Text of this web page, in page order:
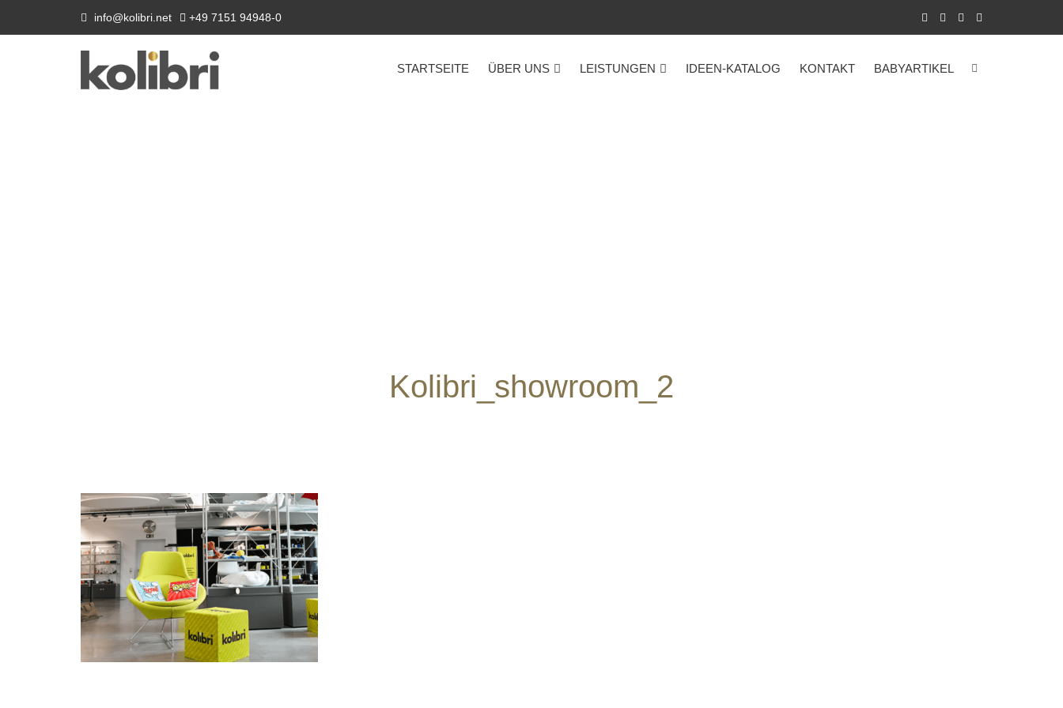
info@kolibri.net +49 7151 94948-0
STARTSEITE ÜBER UNS LEISTUNGEN IDEEN-KATALOG KONTAKT BABYARTIKEL
Kolibri_showroom_2